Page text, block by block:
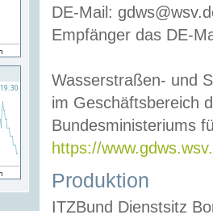
DE-Mail:
Empfänger das DE-
Wasserstraßen- und
im Geschäftsbereich
Bundesministeriums
https://
Produktion
ITZBund Dienstsitz